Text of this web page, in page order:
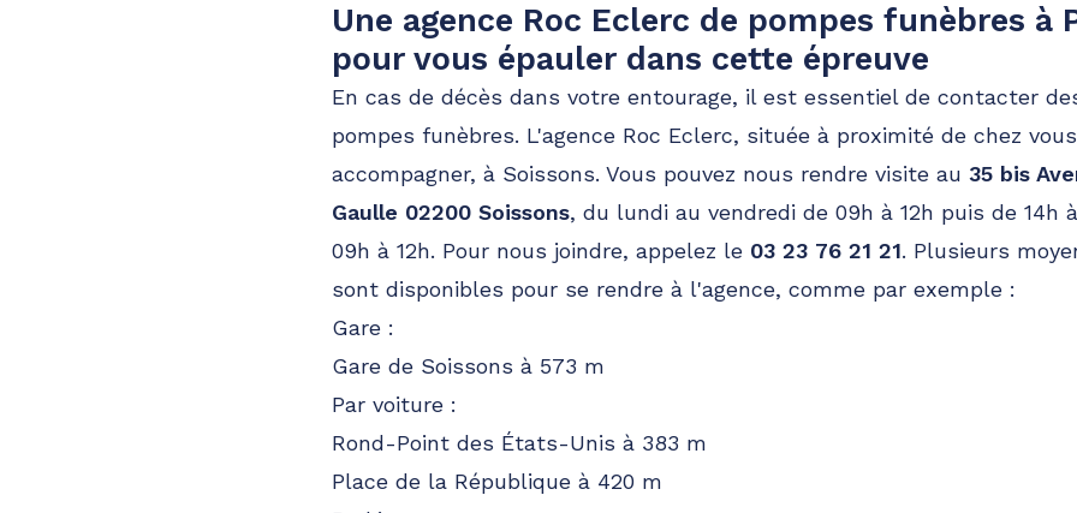
Une agence Roc Eclerc de pompes funèbres à
pour vous épauler dans cette épreuve
En cas de décès dans votre entourage, il est essentiel de contacter
pompes funèbres. L'agence Roc Eclerc, située à proximité de chez
accompagner, à Soissons. Vous pouvez nous rendre visite au 35 bis
Gaulle 02200 Soissons, du lundi au vendredi de 09h à 12h puis de 14h
09h à 12h. Pour nous joindre, appelez le 03 23 76 21 21. Plusieurs
sont disponibles pour se rendre à l'agence, comme par exemple :
Gare :
Gare de Soissons à 573 m
Par voiture :
Rond-Point des États-Unis à 383 m
Place de la République à 420 m